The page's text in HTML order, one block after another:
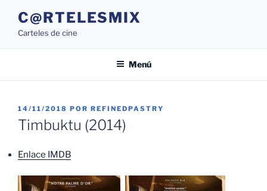
contenido
C@RTELESMIX
Carteles de cine
Menú
PUBLICADO
EL
14/11/2018 POR REFINEDPASTRY
Timbuktu (2014)
Enlace IMDB